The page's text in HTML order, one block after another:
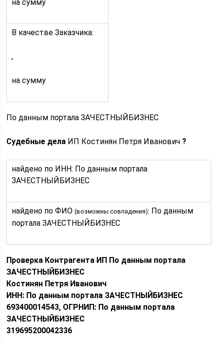
на сумму
В качестве Заказчика:
,
на сумму
По данным портала ЗАЧЕСТНЫЙБИЗНЕС
Судебные дела ИП Костинян Петря Иванович ?
найдено по ИНН: По данным портала
ЗАЧЕСТНЫЙБИЗНЕС
найдено по ФИО(возможны совпадения): По данным
портала ЗАЧЕСТНЫЙБИЗНЕС
Проверка Контрагента ИП По данным портала
ЗАЧЕСТНЫЙБИЗНЕС
Костинян Петря Иванович
ИНН: По данным портала ЗАЧЕСТНЫЙБИЗНЕС
693400014543, ОГРНИП: По данным портала
ЗАЧЕСТНЫЙБИЗНЕС
319695200042336